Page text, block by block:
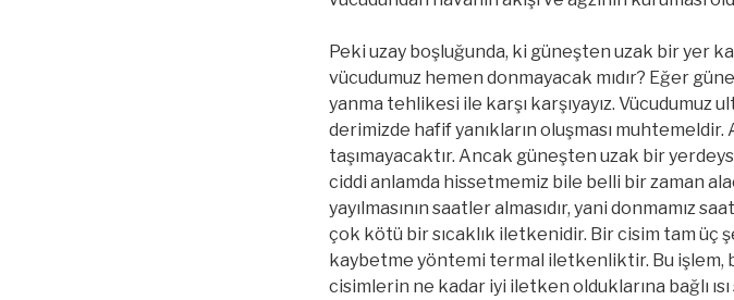
Peki uzay boşluğunda, ki güneşten uzak bir yer
vücudumuz hemen donmayacak mıdır? Eğer
yanma tehlikesi ile karşı karşıyayız. Vücudumuz
derimizde hafif yanıkların oluşması
taşımayacaktır. Ancak güneşten uzak bir
ciddi anlamda hissetmemiz bile belli bir zaman
yayılmasının saatler almasıdır, yani donmamız
çok kötü bir sıcaklık iletkenidir. Bir cisim tam üç
kaybetme yöntemi termal iletkenliktir. Bu işlem,
cisimlerin ne kadar iyi iletken olduklarına bağlı